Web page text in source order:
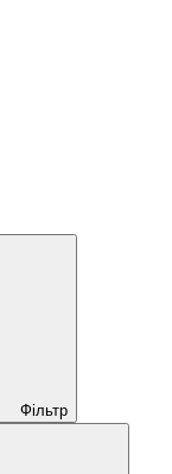
Фільтр